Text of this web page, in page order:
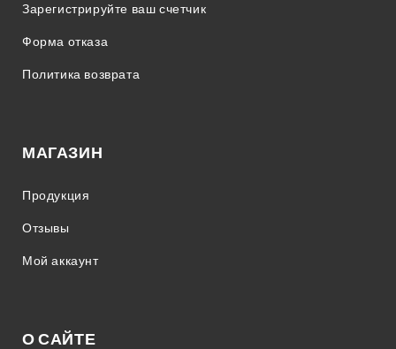
Зарегистрируйте ваш счетчик
Форма отказа
Политика возврата
МАГАЗИН
Продукция
Отзывы
Мой аккаунт
О САЙТЕ